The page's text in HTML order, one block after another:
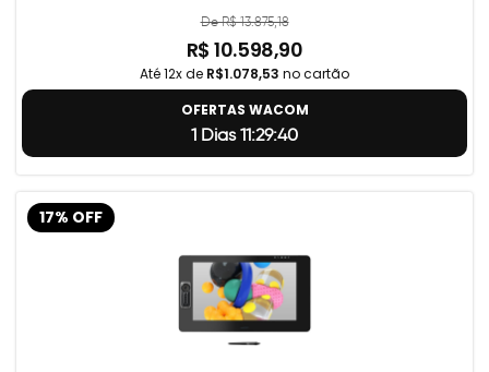
De R$ 13.875,18
R$ 10.598,90
Até 12x de R$1.078,53 no cartão
OFERTAS WACOM
1 Dias 11:29:39
17% OFF